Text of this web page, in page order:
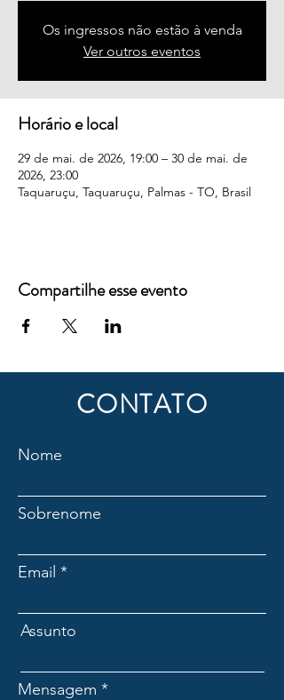
Os ingressos não estão à venda
Ver outros eventos
Horário e local
29 de mai. de 2026, 19:00 – 30 de mai. de
2026, 23:00
Taquaruçu, Taquaruçu, Palmas - TO, Brasil
Compartilhe esse evento
CONTATO
Nome
Sobrenome
Email
Assunto
Mensagem